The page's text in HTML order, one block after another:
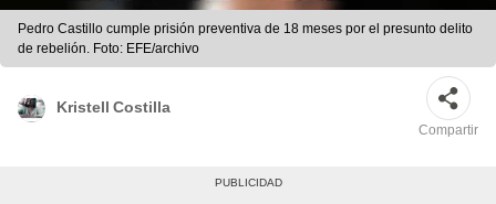
Pedro Castillo cumple prisión preventiva de 18 meses por el presunto delito
de rebelión. Foto: EFE/archivo
Kristell Costilla
Compartir